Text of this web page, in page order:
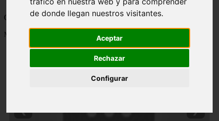
de donde llegan nuestros visitantes.
Aceptar
Rechazar
Configurar
Cosas curiosas, curiosidades, noticias impactantes y mucho mas
Mostrando 1 - 24 de 2838 artículos